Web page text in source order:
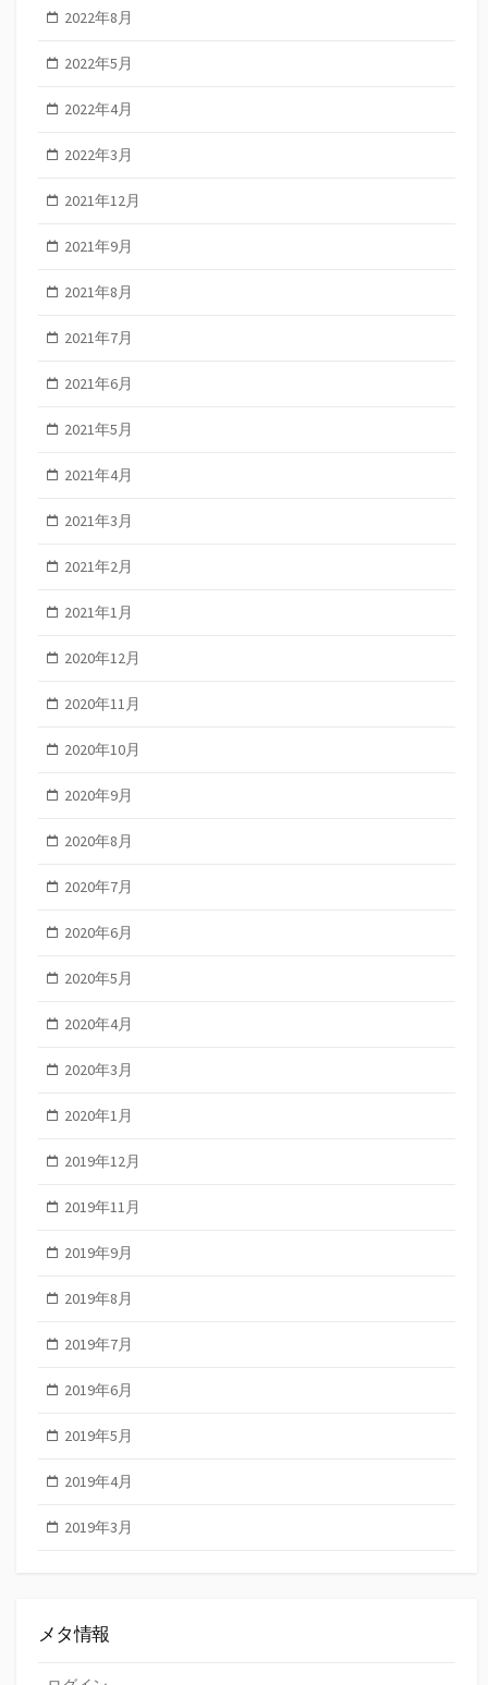
2022年8月
2022年5月
2022年4月
2022年3月
2021年12月
2021年9月
2021年8月
2021年7月
2021年6月
2021年5月
2021年4月
2021年3月
2021年2月
2021年1月
2020年12月
2020年11月
2020年10月
2020年9月
2020年8月
2020年7月
2020年6月
2020年5月
2020年4月
2020年3月
2020年1月
2019年12月
2019年11月
2019年9月
2019年8月
2019年7月
2019年6月
2019年5月
2019年4月
2019年3月
メタ情報